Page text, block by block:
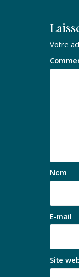
Votre
Nom
E-mail
Site web